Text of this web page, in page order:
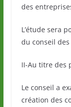
des
L’étude sera
du conseil
II-Au titre des
Le conseil a
création des